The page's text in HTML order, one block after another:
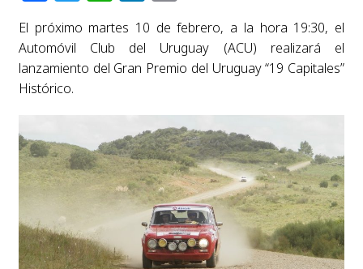
El próximo martes 10 de febrero, a la hora 19:30, el
Automóvil Club del Uruguay (ACU) realizará el
lanzamiento del Gran Premio del Uruguay “19 Capitales”
Histórico.